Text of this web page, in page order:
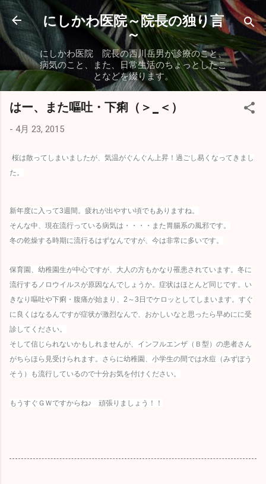
スキップしてメイン コンテンツに移動
にしかわ医院～院長の独り言
～
にしかわ医院 院長の西川岳男が診療のこと、
病気のこと、また、日常生活のちょっとしたこ
となどを綴ります。
はー、また嘔吐・下痢（＞_＜）
- 4月 23, 2015
桜は散ってしまいましたが、気温がぐんぐん上昇！過ごし易くなってきまし
た。
新年度に入って3週間。疲れが出やすい頃でもありますね。
そんな中、現在流行っている病気は・・・・また胃腸系の風邪です。
冬の乾燥する時期に流行るはずなんですが、今は非常に多いです。
保育園、幼稚園生が中心ですが、大人の方もかなり罹患されています。冬に
流行するノロウイルスが原因なんでしょうか。症状はほとんど同じです。い
きなり嘔吐や下痢・腹痛が始まり、2～3日でケロッとしてしまいます。すぐ
に良くはなるんですが症状が激烈なんで、おかしいなと思ったら早めにに受
診してください。
そして信じられないかもしれませんが、インフルエンザ（Ｂ型）の患者さん
がちらほら見受けられます。さらに幼稚園、小学生の間では水痘（みずぼう
そう）も流行しているので十分お気を付けください。
もうすぐＧＷですからね♪ 頑張りましょう！！